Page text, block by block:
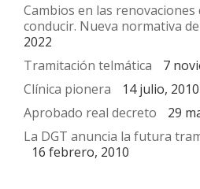
Cambios en las renovaciones
conducir. Nueva normativa de
2022
Tramitación telmática
7
Clínica pionera
14 julio, 2010
Aprobado real decreto
29
La DGT anuncia la futura
16 febrero, 2010